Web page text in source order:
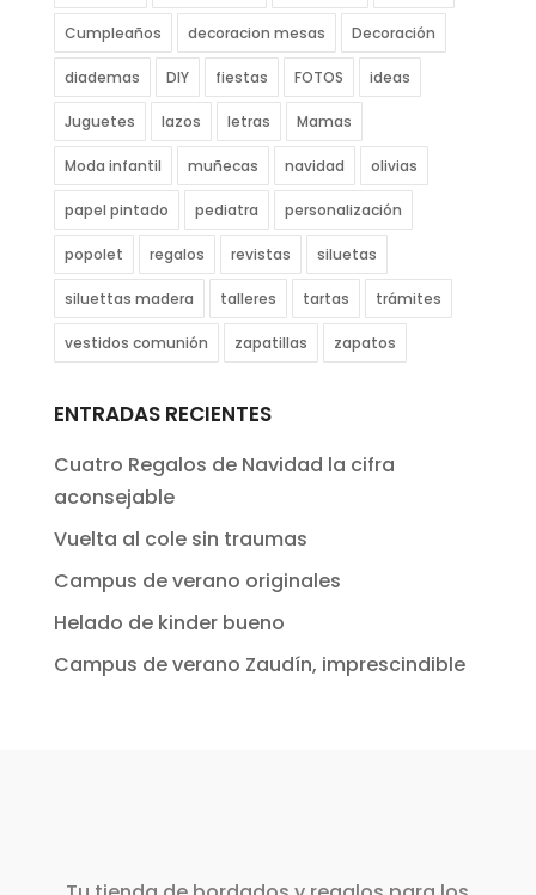
Cumpleaños decoracion mesas Decoración
diademas DIY fiestas FOTOS ideas
Juguetes lazos letras Mamas
Moda infantil muñecas navidad olivias
papel pintado pediatra personalización
popolet regalos revistas siluetas
siluettas madera talleres tartas trámites
vestidos comunión zapatillas zapatos
ENTRADAS RECIENTES
Cuatro Regalos de Navidad la cifra
aconsejable
Vuelta al cole sin traumas
Campus de verano originales
Helado de kinder bueno
Campus de verano Zaudín, imprescindible